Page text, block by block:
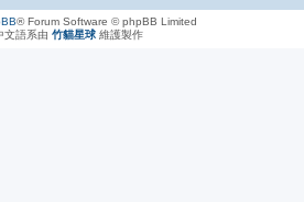
® Forum Software © phpBB Limited
文語系由 竹貓星球 維護製作